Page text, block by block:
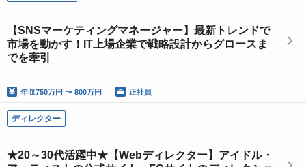
【SNSマーケティングマネージャー】最新トレンドで
市場を動かす！IT上場企業で戦略設計からグロースま
でを牽引
年収750万円 〜 800万円 正社員
ディレクター
★20～30代活躍中★【Webディレクター】アイドル・